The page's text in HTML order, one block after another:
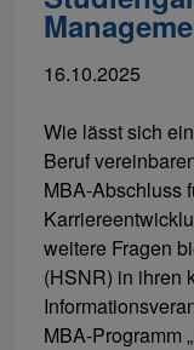
16.10.2025
Wie lässt sich
Beruf
MBA-Abschluss
weitere Fragen
(HSNR) in ihren
MBA-Programm